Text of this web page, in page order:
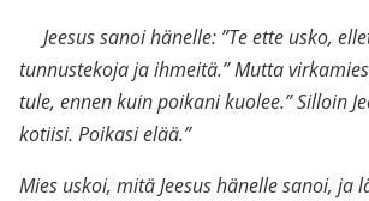
Jeesus sanoi hänelle: ”Te ette usko,
tunnustekoja ja ihmeitä.” Mutta
tule, ennen kuin poikani kuolee.” Silloin
kotiisi. Poikasi elää.”
Mies uskoi, mitä Jeesus hänelle sanoi, ja